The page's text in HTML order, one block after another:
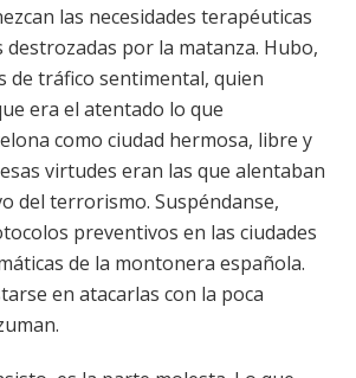
las necesidades terapéuticas
destrozadas por la matanza. Hubo,
de tráfico sentimental, quien
era el atentado lo que
como ciudad hermosa, libre y
virtudes eran las que alentaban
del terrorismo. Suspéndanse,
preventivos en las ciudades
de la montonera española.
en atacarlas con la poca